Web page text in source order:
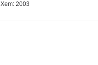
Xem: 2003